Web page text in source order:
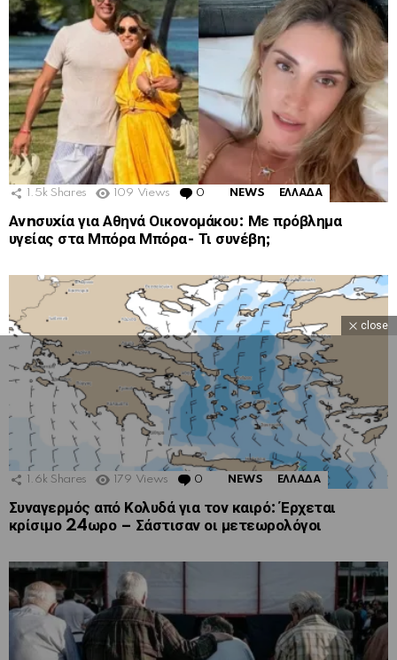
1.5k Shares 109 Views 0 Comments
NEWS ΕΛΛΑΔΑ
Ανnσυxία για Αθηνά Οικονομάκου: Με πρόβλημα
υγείας στα Μπόρα Μπόρα- Τι συνέβη;
1.6k Shares 179 Views 0 Comments
NEWS ΕΛΛΑΔΑ
Συναγερμός από Κολυδά για τον καιρό: Έρχεται
κρίσιμο 24ωρο – Σάστισαν οι μετεωρολόγοι
close